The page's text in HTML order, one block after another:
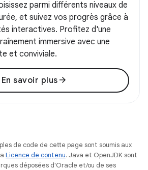
parmi différents niveaux de
et suivez vos progrès grâce à
interactives. Profitez d'une
immersive avec une
et conviviale.
En savoir plus arrow_forward
de code de cette page sont soumis aux
Licence de contenu. Java et OpenJDK sont
déposées d'Oracle et/ou de ses